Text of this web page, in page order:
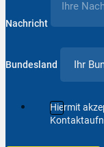
Nachricht
Bundesland
Hiermit